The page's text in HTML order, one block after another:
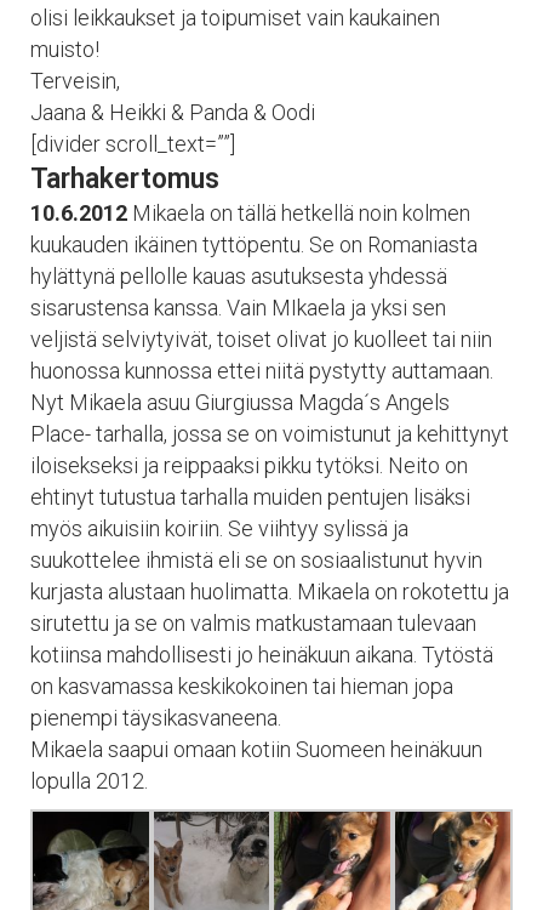
olisi leikkaukset ja toipumiset vain kaukainen
muisto!
Terveisin,
Jaana & Heikki & Panda & Oodi
[divider scroll_text=””]
Tarhakertomus
10.6.2012 Mikaela on tällä hetkellä noin kolmen
kuukauden ikäinen tyttöpentu. Se on Romaniasta
hylättynä pellolle kauas asutuksesta yhdessä
sisarustensa kanssa. Vain MIkaela ja yksi sen
veljistä selviytyivät, toiset olivat jo kuolleet tai niin
huonossa kunnossa ettei niitä pystytty auttamaan.
Nyt Mikaela asuu Giurgiussa Magda´s Angels
Place- tarhalla, jossa se on voimistunut ja kehittynyt
iloisekseksi ja reippaaksi pikku tytöksi. Neito on
ehtinyt tutustua tarhalla muiden pentujen lisäksi
myös aikuisiin koiriin. Se viihtyy sylissä ja
suukottelee ihmistä eli se on sosiaalistunut hyvin
kurjasta alustaan huolimatta. Mikaela on rokotettu ja
sirutettu ja se on valmis matkustamaan tulevaan
kotiinsa mahdollisesti jo heinäkuun aikana. Tytöstä
on kasvamassa keskikokoinen tai hieman jopa
pienempi täysikasvaneena.
Mikaela saapui omaan kotiin Suomeen heinäkuun
lopulla 2012.